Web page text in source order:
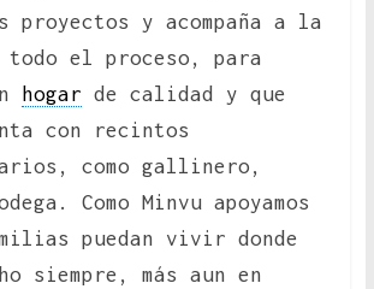
proyectos y acompaña a la
el proceso, para
hogar de calidad y que
con recintos
como gallinero,
Como Minvu apoyamos
puedan vivir donde
siempre, más aun en